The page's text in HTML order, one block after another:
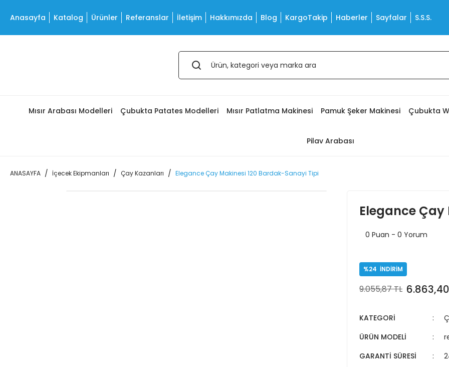
Anasayfa Katalog Ürünler Referanslar İletişim Hakkımızda Blog KargoTakip Haberler Sayfalar S.S.S.
Mısır Arabası Modelleri Çubukta Patates Modelleri Mısır Patlatma Makinesi Pamuk Şeker Makinesi Çubukta
Pilav Arabası
ANASAYFA İçecek Ekipmanları Çay Kazanları Elegance Çay Makinesi 120 Bardak-Sanayi Tipi
Elegance
0 Puan - 0 Yorum
%24 İNDİRİM
9.055,87 TL
KATEGORİ
ÜRÜN MODELİ
GARANTİ SÜRESİ